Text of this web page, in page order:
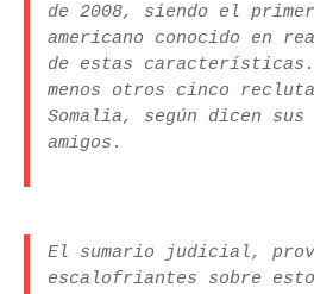
de 2008, siendo el
americano conocido en
de estas características.
menos otros cinco
Somalia, según dicen
amigos.
El sumario judicial,
escalofriantes sobre